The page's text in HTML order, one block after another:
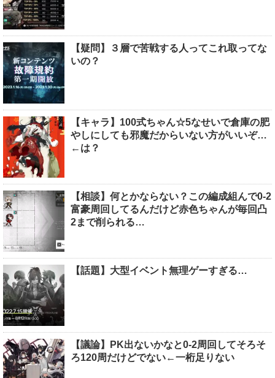
【疑問】３層で苦戦する人ってこれ取ってな
いの？
【キャラ】100式ちゃん☆5なせいで倉庫の肥
やしにしても邪魔だからいない方がいいぞ…
←は？
【相談】何とかならない？この編成組んで0-2
富豪周回してるんだけど赤色ちゃんが毎回凸
2まで削られる…
【話題】大型イベント無理ゲーすぎる…
【議論】PK出ないかなと0-2周回してそろそ
ろ120周だけどでない←一桁足りない